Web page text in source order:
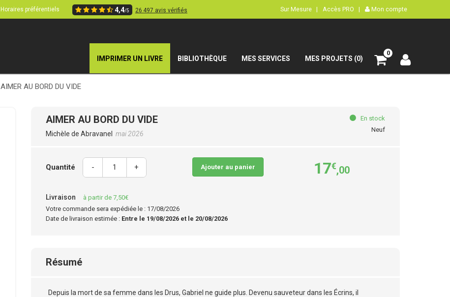
Horaires préférentiels 4,4/5 26 497 avis vérifiés Sur Mesure | Accès PRO | Mon compte
IMPRIMER UN LIVRE BIBLIOTHÈQUE MES SERVICES MES PROJETS (0)
0
AIMER AU BORD DU VIDE
AIMER AU BORD DU VIDE
Michèle de Abravanel mai 2026
En stock
Neuf
Quantité - + Ajouter au panier 17€,00
Livraison
à partir de 7,50€
Votre commande sera expédiée le : 17/08/2026
Date de livraison estimée : Entre le 19/08/2026 et le 20/08/2026
Résumé
Depuis la mort de sa femme dans les Drus, Gabriel ne guide plus. Devenu sauveteur dans les Écrins, il